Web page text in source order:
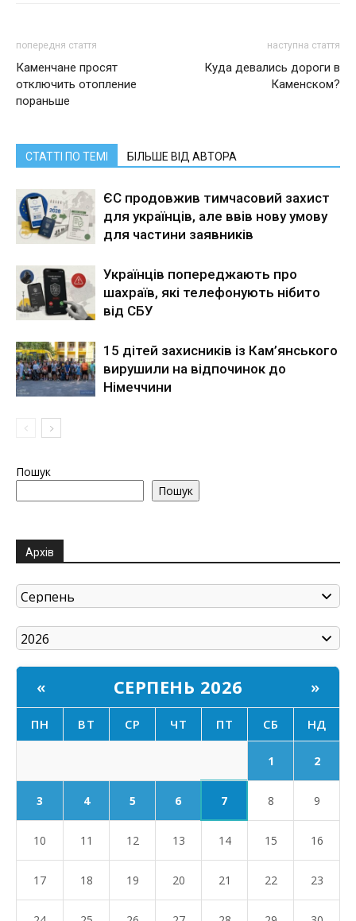
попередня стаття
Каменчане просят
отключить отопление
пораньше
наступна стаття
Куда девались дороги в
Каменском?
СТАТТІ ПО ТЕМІ БІЛЬШЕ ВІД АВТОРА
ЄС продовжив тимчасовий захист
для українців, але ввів нову умову
для частини заявників
Українців попереджають про
шахраїв, які телефонують нібито
від СБУ
15 дітей захисників із Кам’янського
вирушили на відпочинок до
Німеччини
Пошук
Пошук
Архів
« СЕРПЕНЬ 2026 »
ПН ВТ СР ЧТ ПТ СБ НД
1 2
3 4 5 6 7 8 9
10 11 12 13 14 15 16
17 18 19 20 21 22 23